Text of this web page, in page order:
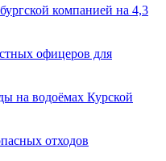
компанией на 4,3
офицеров для
на водоёмах Курской
отходов